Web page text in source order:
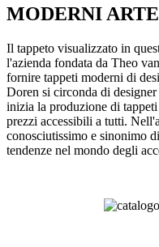
MODERNI
Il tappeto visualizzato in
l'azienda fondata da Theo
fornire tappeti moderni di
Doren si circonda di
inizia la produzione di
prezzi accessibili a tutti.
conosciutissimo e sinonimo
tendenze nel mondo degli